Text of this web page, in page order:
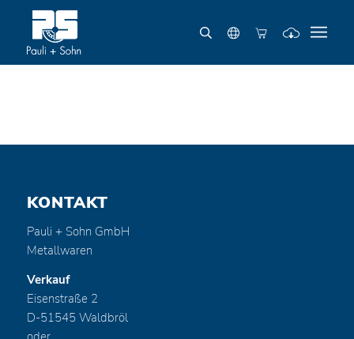
KONTAKT
Pauli + Sohn GmbH
Metallwaren
Verkauf
Eisenstraße 2
D-51545 Waldbröl